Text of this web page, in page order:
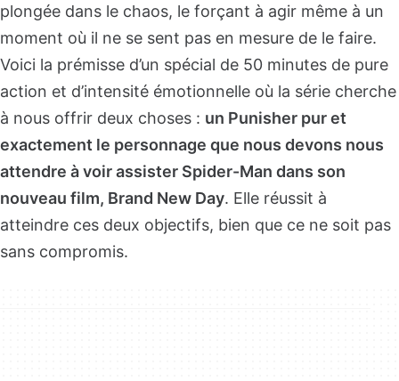
plongée dans le chaos, le forçant à agir même à un
moment où il ne se sent pas en mesure de le faire.
Voici la prémisse d’un spécial de 50 minutes de pure
action et d’intensité émotionnelle où la série cherche
à nous offrir deux choses : un Punisher pur et
exactement le personnage que nous devons nous
attendre à voir assister Spider-Man dans son
nouveau film, Brand New Day. Elle réussit à
atteindre ces deux objectifs, bien que ce ne soit pas
sans compromis.